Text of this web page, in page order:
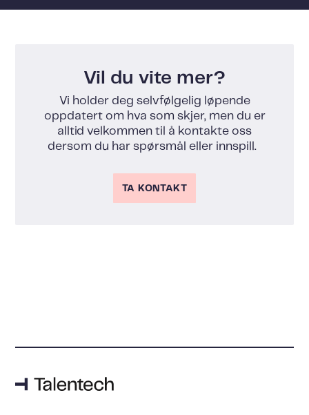
Vil du vite mer?
Vi holder deg selvfølgelig løpende
oppdatert om hva som skjer, men du er
alltid velkommen til å kontakte oss
dersom du har spørsmål eller innspill.
TA KONTAKT